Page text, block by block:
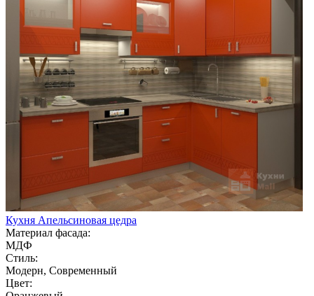
Кухня Апельсиновая цедра
Материал фасада:
МДФ
Стиль:
Модерн, Современный
Цвет: